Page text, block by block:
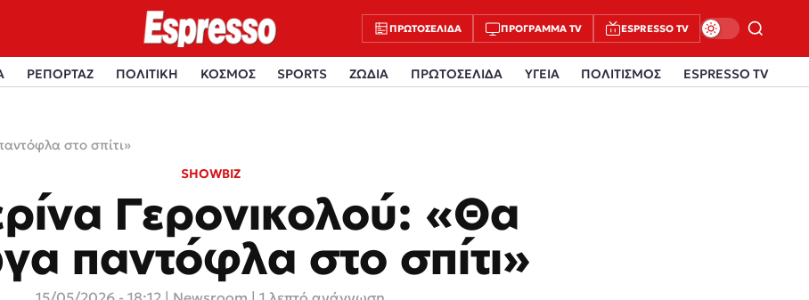
ΠΡΩΤΟΣΈΛΙΔΑ ΠΡΌΓΡΑΜΜΑ TV ESPRESSO TV
ΡΕΠΟΡΤΑΖ ΠΟΛΙΤΙΚΗ ΚΟΣΜΟΣ SPORTS ΖΩΔΙΑ ΠΡΩΤΟΣΕΛΙΔΑ ΥΓΕΙΑ ΠΟΛΙΤΙΣΜΟΣ ESPRESSO TV
στο σπίτι»
SHOWBIZ
Γερονικολού: «Θα
παντόφλα στο σπίτι»